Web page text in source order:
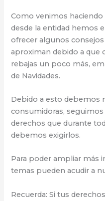
Como venimos haciendo
desde la entidad hemos
ofrecer algunos
aproximan debido a que
rebajas un poco más,
de Navidades.
Debido a esto debemos
consumidoras,
derechos que durante
debemos exigirlos.
Para poder ampliar más
temas pueden acudir a
Recuerda: Si tus